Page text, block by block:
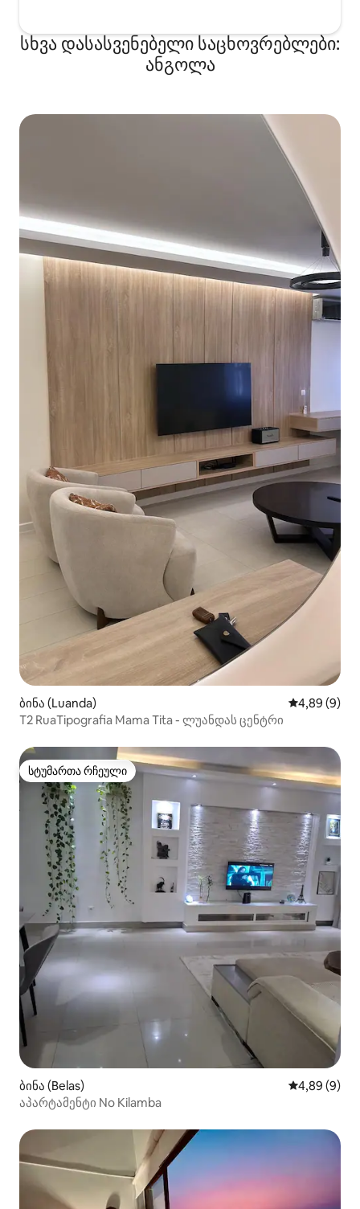
სხვა დასასვენებელი საცხოვრებლები:
ანგოლა
ბინა (Luanda) საშუალო
4,89 (9)
T2 RuaTipografia Mama Tita - ლუანდას ცენტრი
სტუმართა რჩეული
სტუმართა რჩეული
ბინა (Belas) საშუალო
4,89 (9)
აპარტამენტი No Kilamba